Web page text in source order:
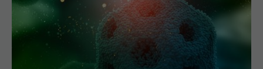
Tratamentul care elimină tumorile și blochează
rezistența la medicamente